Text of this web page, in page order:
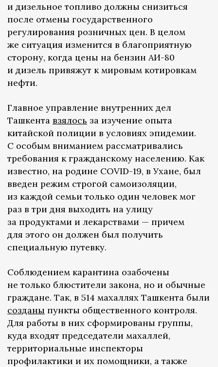
и дизельное топливо должны снизиться
после отмены государственного
регулирования розничных цен. В целом
же ситуация изменится в благоприятную
сторону, когда цены на бензин АИ-80
и дизель привяжут к мировым котировкам
нефти.
Главное управление внутренних дел
Ташкента взялось за изучение опыта
китайской полиции в условиях эпидемии.
С особым вниманием рассматривались
требования к гражданскому населению. Как
известно, на родине COVID-19, в Ухане, был
введен режим строгой самоизоляции,
из каждой семьи только один человек мог
раз в три дня выходить на улицу
за продуктами и лекарствами — причем
для этого он должен был получить
специальную путевку.
Соблюдением карантина озабочены
не только блюстители закона, но и обычные
граждане. Так, в 514 махаллях Ташкента были
созданы пункты общественного контроля.
Для работы в них сформированы группы,
куда входят председатели махаллей,
территориальные инспекторы
профилактики и их помощники, а также